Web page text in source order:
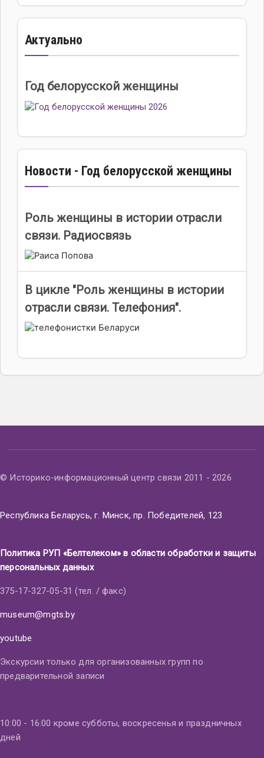
Актуально
Год белорусской женщины
Новости - Год белорусской женщины
Роль женщины в истории отрасли
связи. Радиосвязь
В цикле "Роль женщины в истории
отрасли связи. Телефония".
© Историко-информационный центр связи 2011 - 2026
Республика Беларусь, г. Минск, пр. Победителей, 123
Политика РУП «Белтелеком» в области обработки и защиты
персональных данных
375-17-327-05-31 (тел. / факс)
museum@mgts.by
youtube
Экскурсии только для организованных групп по
предварительной записи
10:00 - 16:00 кроме субботы, воскресенья и праздничных
дней